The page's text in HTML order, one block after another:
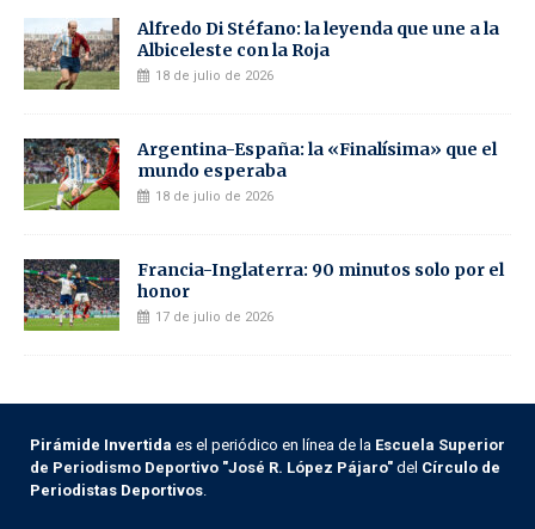
Alfredo Di Stéfano: la leyenda que une a la
Albiceleste con la Roja
18 de julio de 2026
Argentina-España: la «Finalísima» que el
mundo esperaba
18 de julio de 2026
Francia-Inglaterra: 90 minutos solo por el
honor
17 de julio de 2026
Pirámide Invertida es el periódico en línea de la Escuela Superior
de Periodismo Deportivo "José R. López Pájaro" del Círculo de
Periodistas Deportivos